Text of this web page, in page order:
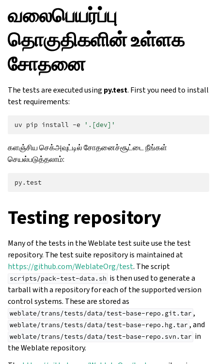
வலைபெயர்ப்பு
தொகுதிகளின் உள்ளக
சோதனை
The tests are executed using py.test. First you need to install
test requirements:
uv pip install -e '.[dev]'
களஞ்சிய செக்அவுட்டில் சோதனைச்சூட்டை நீங்கள்
செயல்படுத்தலாம்:
Testing repository
Many of the tests in the Weblate test suite use the test
repository. The test suite repository is maintained at
https://github.com/WeblateOrg/test. The script
scripts/pack-test-data.sh is then used to generate a
tarball with a repository for each of the supported version
control systems. These are stored as
weblate/trans/tests/data/test-base-repo.git.tar ,
weblate/trans/tests/data/test-base-repo.hg.tar , and
weblate/trans/tests/data/test-base-repo.svn.tar in
the Weblate repository.